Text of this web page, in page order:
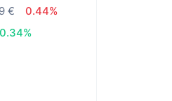
€
0.44%
0.34%